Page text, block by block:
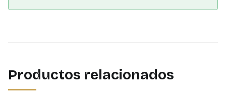
Productos relacionados